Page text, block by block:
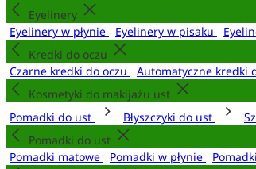
Eyelinery
Eyelinery w płynie
Eyelinery w pisaku
Kredki do oczu
Czarne kredki do oczu
Automatyczne kredki
Kosmetyki do makijażu ust
Pomadki do ust
Błyszczyki do ust
Pomadki do ust
Pomadki matowe
Pomadki w płynie